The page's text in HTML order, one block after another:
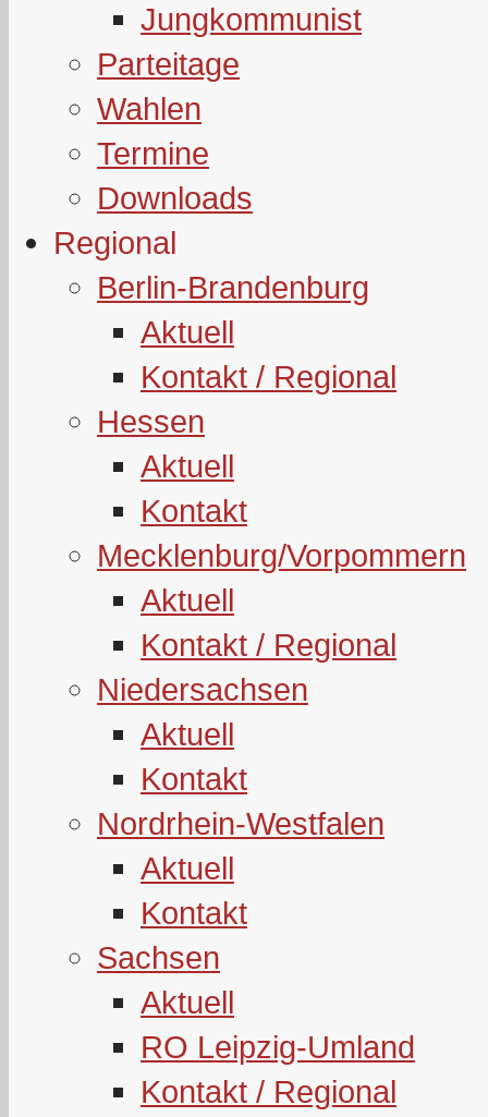
Jungkommunist
Parteitage
Wahlen
Termine
Downloads
Regional
Berlin-Brandenburg
Aktuell
Kontakt / Regional
Hessen
Aktuell
Kontakt
Mecklenburg/Vorpommern
Aktuell
Kontakt / Regional
Niedersachsen
Aktuell
Kontakt
Nordrhein-Westfalen
Aktuell
Kontakt
Sachsen
Aktuell
RO Leipzig-Umland
Kontakt / Regional